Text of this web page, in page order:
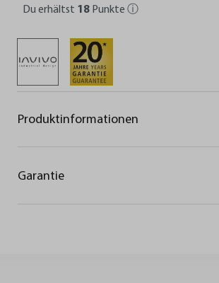
Du erhältst 18 Punkte ⓘ
Produktinformationen
Garantie